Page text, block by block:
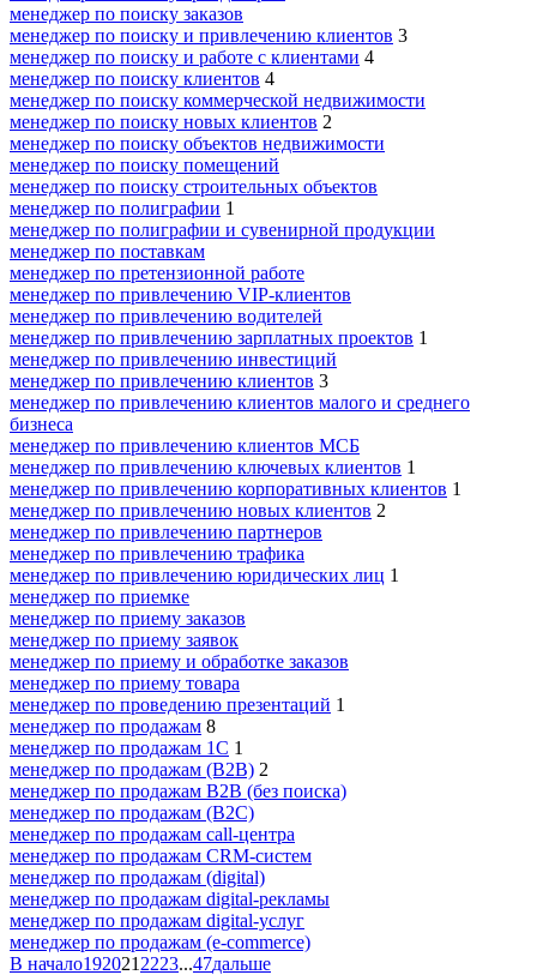
менеджер по поиску заказов
менеджер по поиску и привлечению клиентов 3
менеджер по поиску и работе с клиентами 4
менеджер по поиску клиентов 4
менеджер по поиску коммерческой недвижимости
менеджер по поиску новых клиентов 2
менеджер по поиску объектов недвижимости
менеджер по поиску помещений
менеджер по поиску строительных объектов
менеджер по полиграфии 1
менеджер по полиграфии и сувенирной продукции
менеджер по поставкам
менеджер по претензионной работе
менеджер по привлечению VIP-клиентов
менеджер по привлечению водителей
менеджер по привлечению зарплатных проектов 1
менеджер по привлечению инвестиций
менеджер по привлечению клиентов 3
менеджер по привлечению клиентов малого и среднего
бизнеса
менеджер по привлечению клиентов МСБ
менеджер по привлечению ключевых клиентов 1
менеджер по привлечению корпоративных клиентов 1
менеджер по привлечению новых клиентов 2
менеджер по привлечению партнеров
менеджер по привлечению трафика
менеджер по привлечению юридических лиц 1
менеджер по приемке
менеджер по приему заказов
менеджер по приему заявок
менеджер по приему и обработке заказов
менеджер по приему товара
менеджер по проведению презентаций 1
менеджер по продажам 8
менеджер по продажам 1С 1
менеджер по продажам (B2B) 2
менеджер по продажам B2B (без поиска)
менеджер по продажам (B2C)
менеджер по продажам call-центра
менеджер по продажам CRM-систем
менеджер по продажам (digital)
менеджер по продажам digital-рекламы
менеджер по продажам digital-услуг
менеджер по продажам (e-commerce)
В начало192021 2223...47дальше